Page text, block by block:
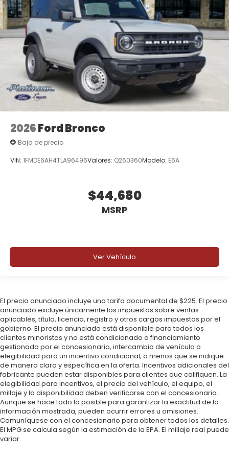
2026Ford Bronco
Baja de precio
VIN: 1FMDE6AH4TLA96496Valores: Q260360Modelo: E6A
$44,680
MSRP
Ver Vehículo
El precio anunciado incluye una tarifa documental de $225. El precio
anunciado excluye únicamente los impuestos sobre ventas
aplicables, título, licencia, registro y otros cargos impuestos por el
gobierno. El precio anunciado está disponible para todos los
clientes minoristas y no está condicionado a financiamiento
gestionado por el concesionario, intercambio de vehículo o
elegibilidad para un incentivo condicional, a menos que se indique
de manera clara y específica en la oferta. Incentivos adicionales del
fabricante pueden estar disponibles para clientes que califiquen. La
elegibilidad para incentivos, el precio del vehículo, el equipo, el
millaje y la disponibilidad deben verificarse con el concesionario.
Aunque se hace todo lo posible para garantizar la exactitud de la
información mostrada, pueden ocurrir errores u omisiones.
Comuníquese con el concesionario para obtener todos los detalles.
El MPG se calcula según la estimación de la EPA. El millaje real puede
variar.